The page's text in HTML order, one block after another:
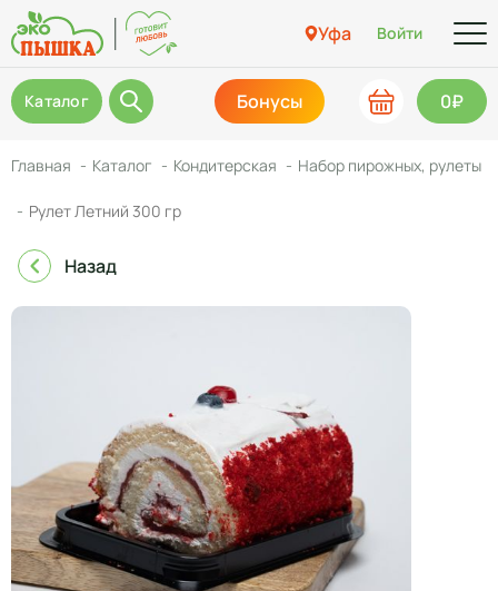
Уфа Войти
Каталог Бонусы 0₽
Главная Каталог Кондитерская Набор пирожных, рулеты
Рулет Летний 300 гр
Назад